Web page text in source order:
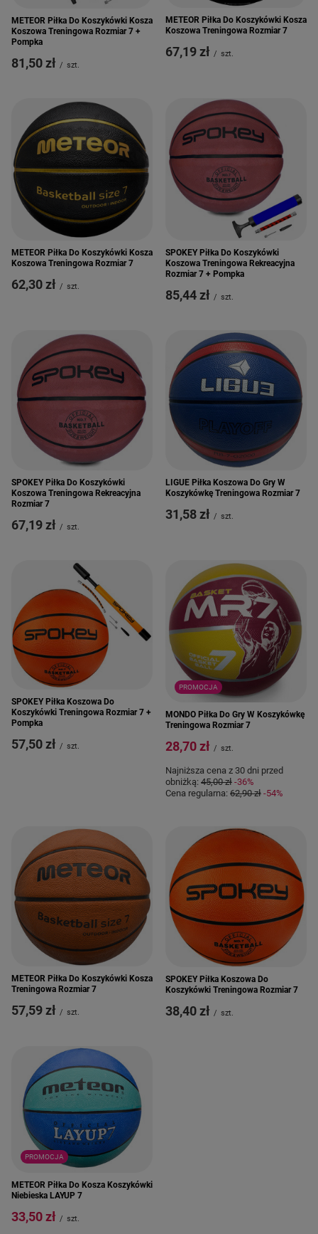
METEOR Piłka Do Koszykówki Kosza
Koszowa Treningowa Rozmiar 7 +
Pompka
81,50 zł / szt.
METEOR Piłka Do Koszykówki Kosza
Koszowa Treningowa Rozmiar 7
67,19 zł / szt.
METEOR Piłka Do Koszykówki Kosza
Koszowa Treningowa Rozmiar 7
62,30 zł / szt.
SPOKEY Piłka Do Koszykówki
Koszowa Treningowa Rekreacyjna
Rozmiar 7 + Pompka
85,44 zł / szt.
SPOKEY Piłka Do Koszykówki
Koszowa Treningowa Rekreacyjna
Rozmiar 7
67,19 zł / szt.
LIGUE Piłka Koszowa Do Gry W
Koszykówkę Treningowa Rozmiar 7
31,58 zł / szt.
SPOKEY Piłka Koszowa Do
Koszykówki Treningowa Rozmiar 7 +
Pompka
57,50 zł / szt.
PROMOCJA
MONDO Piłka Do Gry W Koszykówkę
Treningowa Rozmiar 7
28,70 zł / szt.
Najniższa cena z 30 dni przed
obniżką: 45,00 zł -36%
Cena regularna: 62,90 zł -54%
METEOR Piłka Do Koszykówki Kosza
Treningowa Rozmiar 7
57,59 zł / szt.
SPOKEY Piłka Koszowa Do
Koszykówki Treningowa Rozmiar 7
38,40 zł / szt.
PROMOCJA
METEOR Piłka Do Kosza Koszykówki
Niebieska LAYUP 7
33,50 zł / szt.